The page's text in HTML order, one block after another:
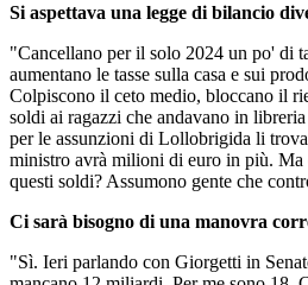
Si aspettava una legge di bilancio
"Cancellano per il solo 2024 un po' di
aumentano le tasse sulla casa e sui
Colpiscono il ceto medio, bloccano il
soldi ai ragazzi che andavano in
per le assunzioni di Lollobrigida li
ministro avrà milioni di euro in più. Ma
questi soldi? Assumono gente che
Ci sarà bisogno di una manovra
"Sì. Ieri parlando con Giorgetti in